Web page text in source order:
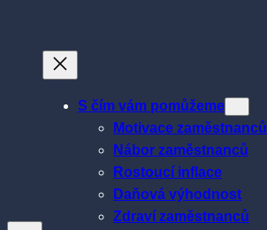
S čím vám pomůžeme
Motivace zaměstnanců
Nábor zaměstnanců
Rostoucí inflace
Daňová výhodnost
Zdraví zaměstnanců